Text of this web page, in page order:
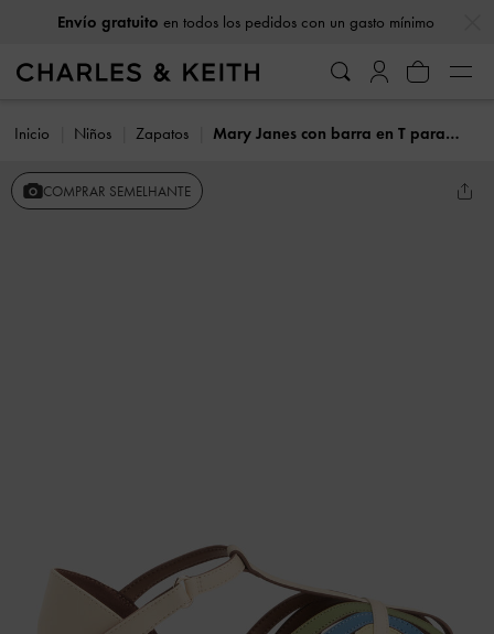
Envío gratuito en todos los pedidos con un gasto mínimo
Inicio Niños Zapatos Mary Janes con barra en T para niña
COMPRAR SEMELHANTE